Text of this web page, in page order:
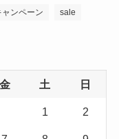
ンペーン sale
金 土 日
1 2